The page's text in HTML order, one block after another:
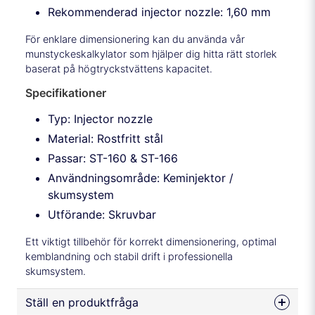
Rekommenderad injector nozzle: 1,60 mm
För enklare dimensionering kan du använda vår
munstyckeskalkylator som hjälper dig hitta rätt storlek
baserat på högtryckstvättens kapacitet.
Specifikationer
Typ: Injector nozzle
Material: Rostfritt stål
Passar: ST-160 & ST-166
Användningsområde: Keminjektor /
skumsystem
Utförande: Skruvbar
Ett viktigt tillbehör för korrekt dimensionering, optimal
kemblandning och stabil drift i professionella
skumsystem.
Ställ en produktfråga